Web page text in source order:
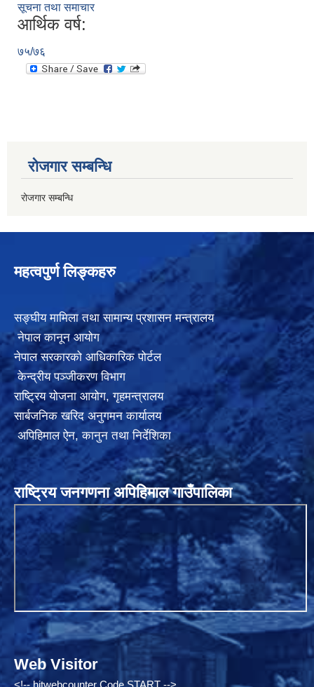
सूचना तथा समाचार
आर्थिक वर्ष:
७५/७६
रोजगार सम्बन्धि
रोजगार सम्बन्धि
महत्वपुर्ण लिङ्कहरु
सङ्घीय मामिला तथा सामान्य प्रशासन मन्त्रालय
नेपाल कानून आयोग
नेपाल सरकारको आधिकारिक पोर्टल
केन्द्रीय पञ्जीकरण विभाग
राष्ट्रिय योजना आयोग,गृहमन्त्रालय
सार्बजनिक खरिद अनुगमन कार्यालय
अपिहिमाल ऐन, कानुन तथा निर्देशिका
राष्ट्रिय जनगणना अपिहिमाल गाउँपालिका
Web Visitor